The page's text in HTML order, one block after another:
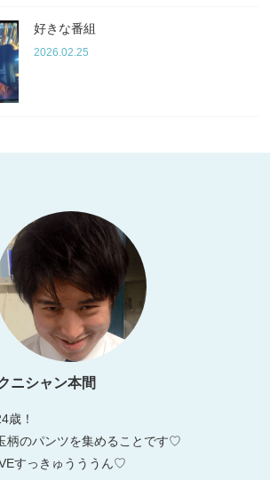
好きな番組
2026.02.25
ニシャン本間
歳！
柄のパンツを集めることです♡
すっきゅうううん♡